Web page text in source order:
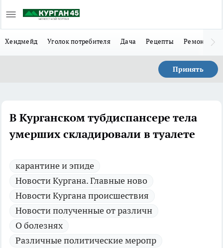
Хендмейд Уголок потребителя Дача Рецепты Ремонт
Принять
В Курганском тубдиспансере тела
умерших складировали в туалете
карантине и эпиде
Новости Кургана. Главные ново
Новости Кургана происшествия
Новости полученные от различн
О болезнях
Различные политические меропр